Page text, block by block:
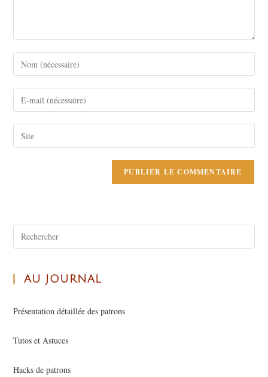
AU JOURNAL
Présentation détaillée des patrons
Tutos et Astuces
Hacks de patrons